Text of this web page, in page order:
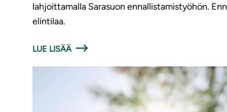
lahjoittamalla Sarasuon ennallistamistyöhön.
elintilaa.
LUE LISÄÄ